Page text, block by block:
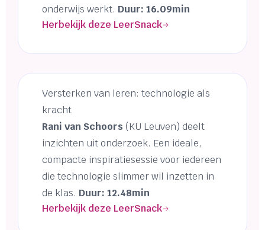
onderwijs werkt. Duur: 16.09min
Herbekijk deze LeerSnack
Versterken van leren: technologie als
kracht
Rani van Schoors (KU Leuven) deelt
inzichten uit onderzoek. Een ideale,
compacte inspiratiesessie voor iedereen
die technologie slimmer wil inzetten in
de klas. Duur: 12.48min
Herbekijk deze LeerSnack